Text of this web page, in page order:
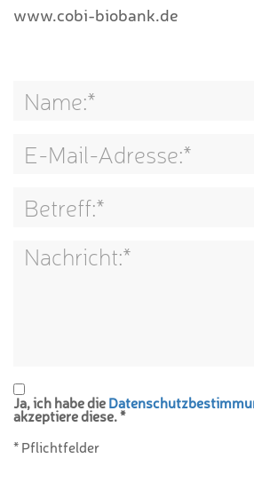
www.cobi-biobank.de
Ja, ich habe die
akzeptiere diese. *
* Pflichtfelder